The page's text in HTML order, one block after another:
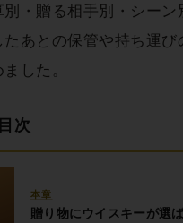
別・贈る相手別・シー
たあとの保管や持ち運
した。
目次
本章
贈り物にウイスキーが選